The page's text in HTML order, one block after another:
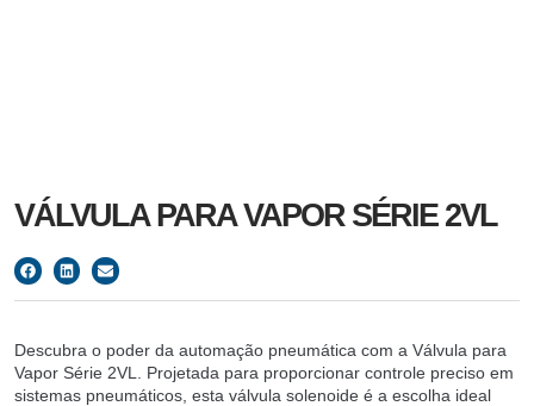
VÁLVULA PARA VAPOR SÉRIE 2VL
Descubra o poder da automação pneumática com a Válvula para
Vapor Série 2VL. Projetada para proporcionar controle preciso em
sistemas pneumáticos, esta válvula solenoide é a escolha ideal